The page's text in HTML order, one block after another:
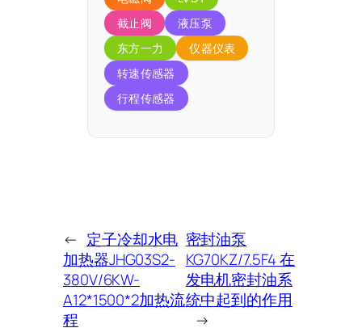
截止阀
液压泵
东方一力
仪器仪表
转速传感器
行程传感器
← 定子冷却水电
加热器JHG03S2-
380V/6KW-
A12*1500*2加热流
程
密封油泵
KG70KZ/7.5F4 在
发电机密封油系
统中起到的作用
→